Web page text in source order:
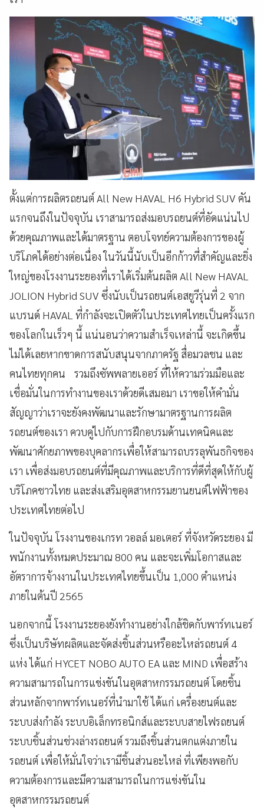
ตั้งแต่การผลิตรถยนต์ All New HAVAL H6 Hybrid SUV คัน
แรกจนถึงในปัจจุบัน เราสามารถส่งมอบรถยนต์ที่อัดแน่นไป
ด้วยคุณภาพและได้มาตรฐาน ตอบโจทย์ความต้องการของผู้
บริโภคได้อย่างต่อเนื่อง ในวันนี้นับเป็นอีกก้าวที่สำคัญและยิ่ง
ใหญ่ของโรงงานระยองที่เราได้เริ่มต้นผลิต All New HAVAL
JOLION Hybrid SUV ซึ่งนับเป็นรถยนต์เอสยูวีรุ่นที่ 2 จาก
แบรนด์ HAVAL ที่กำลังจะเปิดตัวในประเทศไทยเป็นครั้งแรก
ของโลกในเร็วๆ นี้ แน่นอนว่าความสำเร็จเหล่านี้ จะเกิดขึ้น
ไม่ได้เลยหากขาดการสนับสนุนจากภาครัฐ สื่อมวลชน และ
คนไทยทุกคน รวมถึงซัพพลายเออร์ ที่ให้ความร่วมมือและ
เชื่อมั่นในการทำงานของเราด้วยดีเสมอมา เราขอให้คำมั่น
สัญญาว่าเราจะยังคงพัฒนาและรักษามาตรฐานการผลิต
รถยนต์ของเรา ควบคู่ไปกับการฝึกอบรมด้านเทคนิคและ
พัฒนาศักยภาพของบุคลากรเพื่อให้สามารถบรรลุพันธกิจของ
เรา เพื่อส่งมอบรถยนต์ที่มีคุณภาพและบริการที่ดีที่สุดให้กับผู้
บริโภคชาวไทย และส่งเสริมอุตสาหกรรมยานยนต์ไฟฟ้าของ
ประเทศไทยต่อไป
ในปัจจุบัน โรงงานของเกรท วอลล์ มอเตอร์ ที่จังหวัดระยอง มี
พนักงานทั้งหมดประมาณ 800 คน และจะเพิ่มโอกาสและ
อัตราการจ้างงานในประเทศไทยขึ้นเป็น 1,000 ตำแหน่ง
ภายในต้นปี 2565
นอกจากนี้ โรงงานระยองยังทำงานอย่างใกล้ชิดกับพาร์ทเนอร์
ซึ่งเป็นบริษัทผลิตและจัดส่งชิ้นส่วนหรืออะไหล่รถยนต์ 4
แห่ง ได้แก่ HYCET NOBO AUTO EA และ MIND เพื่อสร้าง
ความสามารถในการแข่งขันในอุตสาหกรรมรถยนต์ โดยชิ้น
ส่วนหลักจากพาร์ทเนอร์ที่นำมาใช้ ได้แก่ เครื่องยนต์และ
ระบบส่งกำลัง ระบบอิเล็กทรอนิกส์และระบบสายไฟรถยนต์
ระบบชิ้นส่วนช่วงล่างรถยนต์ รวมถึงชิ้นส่วนตกแต่งภายใน
รถยนต์ เพื่อให้มั่นใจว่าเรามีชิ้นส่วนอะไหล่ ที่เพียงพอกับ
ความต้องการและมีความสามารถในการแข่งขันใน
อุตสาหกรรมรถยนต์